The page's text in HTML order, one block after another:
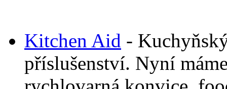
Kitchen Aid -
příslušenství. Nyní